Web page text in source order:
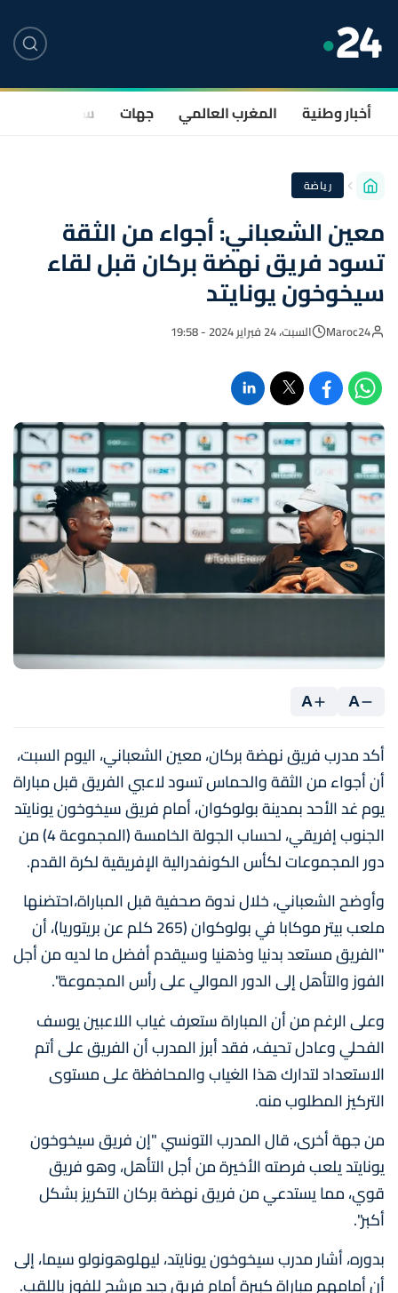
أخبار وطنية المغرب العالمي جهات سياسة
رياضة
معين الشعباني: أجواء من الثقة
تسود فريق نهضة بركان قبل لقاء
سيخوخون يونايتد
Maroc24 السبت، 24 فبراير 2024 - 19:58
A
A
أكد مدرب فريق نهضة بركان، معين الشعباني، اليوم السبت،
أن أجواء من الثقة والحماس تسود لاعبي الفريق قبل مباراة
يوم غد الأحد بمدينة بولوكوان، أمام فريق سيخوخون يونايتد
الجنوب إفريقي، لحساب الجولة الخامسة (المجموعة 4) من
دور المجموعات لكأس الكونفدرالية الإفريقية لكرة القدم.
وأوضح الشعباني، خلال ندوة صحفية قبل المباراة،احتضنها
ملعب بيتر موكابا في بولوكوان (265 كلم عن بريتوريا)، أن
"الفريق مستعد بدنيا وذهنيا وسيقدم أفضل ما لديه من أجل
الفوز والتأهل إلى الدور الموالي على رأس المجموعة".
وعلى الرغم من أن المباراة ستعرف غياب اللاعبين يوسف
الفحلي وعادل تحيف، فقد أبرز المدرب أن الفريق على أتم
الاستعداد لتدارك هذا الغياب والمحافظة على مستوى
التركيز المطلوب منه.
من جهة أخرى، قال المدرب التونسي "إن فريق سيخوخون
يونايتد يلعب فرصته الأخيرة من أجل التأهل، وهو فريق
قوي، مما يستدعي من فريق نهضة بركان التكريز بشكل
أكبر".
بدوره، أشار مدرب سيخوخون يونايتد، ليهلوهونولو سيما، إلى
أن أمامهم مباراة كبيرة أمام فريق جيد مرشح للفوز باللقب.